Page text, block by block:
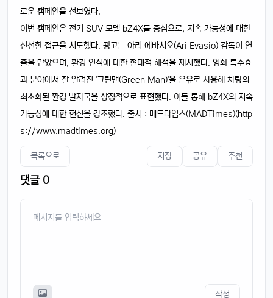
로운 캠페인을 선보였다.
이번 캠페인은 전기 SUV 모델 bZ4X를 중심으로, 지속 가능성에 대한
신선한 접근을 시도했다. 광고는 아리 에바시오(Ari Evasio) 감독이 연
출을 맡았으며, 환경 인식에 대한 현대적 해석을 제시했다. 영화 특수효
과 분야에서 잘 알려진 '그린맨(Green Man)'을 은유로 사용해 차량의
최소화된 환경 발자국을 상징적으로 표현했다. 이를 통해 bZ4X의 지속
가능성에 대한 헌신을 강조했다. 출처 : 매드타임스(MADTimes)(http
s://www.madtimes.org)
목록으로 저장 공유 추천
댓글 0
작성